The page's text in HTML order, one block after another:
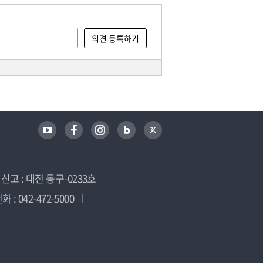
고 : 대전 동구-0233호
: 042-472-5000